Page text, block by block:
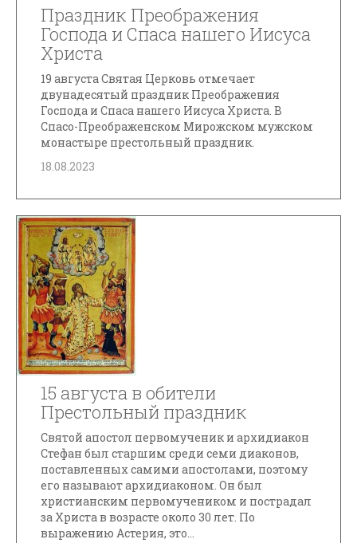
Праздник Преображения
Господа и Спаса нашего Иисуса
Христа
19 августа Святая Церковь отмечает
двунадесятый праздник Преображения
Господа и Спаса нашего Иисуса Христа. В
Спасо-Преображенском Мирожском мужском
монастыре престольный праздник.
18.08.2023
15 августа в обители
Престольный праздник
Святой апостол первомученик и архидиакон
Стефан был старшим среди семи диаконов,
поставленных самими апостолами, поэтому
его называют архидиаконом. Он был
христианским первомучеником и пострадал
за Христа в возрасте около 30 лет. По
выражению Астерия, это...